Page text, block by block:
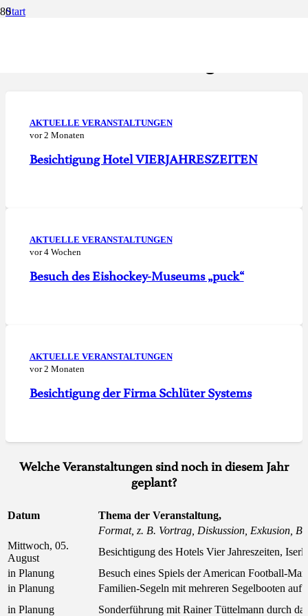
Start
AKTUELLE VERANSTALTUNGEN
vor 2 Monaten
Besichtigung Hotel VIERJAHRESZEITEN
AKTUELLE VERANSTALTUNGEN
vor 4 Wochen
Besuch des Eishockey-Museums „puck“
AKTUELLE VERANSTALTUNGEN
vor 2 Monaten
Besichtigung der Firma Schlüter Systems
Welche Veranstaltungen sind noch in diesem Jahr
geplant?
Datum
Thema der Veranstaltung,
Format, z. B. Vortrag, Diskussion, Exkusion,
Mittwoch, 05.
August
Besichtigung des Hotels Vier Jahreszeiten,
in Planung
Besuch eines Spiels der American Football-
in Planung
Familien-Segeln mit mehreren Segelbooten
in Planung
Sonderführung mit Rainer Tüttelmann durch